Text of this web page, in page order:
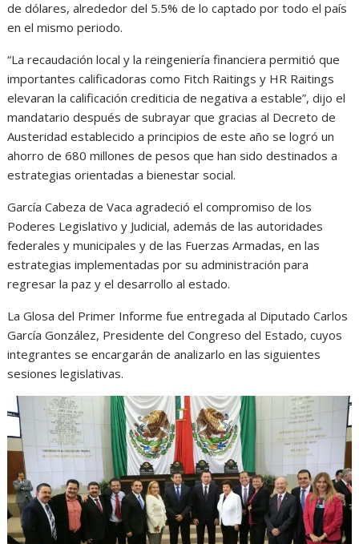
de dólares, alrededor del 5.5% de lo captado por todo el país
en el mismo periodo.
“La recaudación local y la reingeniería financiera permitió que
importantes calificadoras como Fitch Raitings y HR Raitings
elevaran la calificación crediticia de negativa a estable”, dijo el
mandatario después de subrayar que gracias al Decreto de
Austeridad establecido a principios de este año se logró un
ahorro de 680 millones de pesos que han sido destinados a
estrategias orientadas a bienestar social.
García Cabeza de Vaca agradeció el compromiso de los
Poderes Legislativo y Judicial, además de las autoridades
federales y municipales y de las Fuerzas Armadas, en las
estrategias implementadas por su administración para
regresar la paz y el desarrollo al estado.
La Glosa del Primer Informe fue entregada al Diputado Carlos
García González, Presidente del Congreso del Estado, cuyos
integrantes se encargarán de analizarlo en las siguientes
sesiones legislativas.